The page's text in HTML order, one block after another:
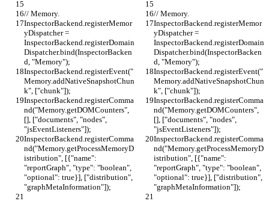
// Memory.
// Memory.
InspectorBackend.registerMemor
yDispatcher =
InspectorBackend.registerDomain
Dispatcher.bind(InspectorBacken
d, "Memory");
InspectorBackend.registerMemor
yDispatcher =
InspectorBackend.registerDomain
Dispatcher.bind(InspectorBacken
d, "Memory");
InspectorBackend.registerEvent("
Memory.addNativeSnapshotChun
k", ["chunk"]);
InspectorBackend.registerEvent("
Memory.addNativeSnapshotChun
k", ["chunk"]);
InspectorBackend.registerComma
nd("Memory.getDOMCounters",
[], ["documents", "nodes",
"jsEventListeners"]);
InspectorBackend.registerComma
nd("Memory.getDOMCounters",
[], ["documents", "nodes",
"jsEventListeners"]);
InspectorBackend.registerComma
nd("Memory.getProcessMemoryD
istribution", [{"name":
"reportGraph", "type": "boolean",
"optional": true}], ["distribution",
"graphMetaInformation"]);
InspectorBackend.registerComma
nd("Memory.getProcessMemoryD
istribution", [{"name":
"reportGraph", "type": "boolean",
"optional": true}], ["distribution",
"graphMetaInformation"]);